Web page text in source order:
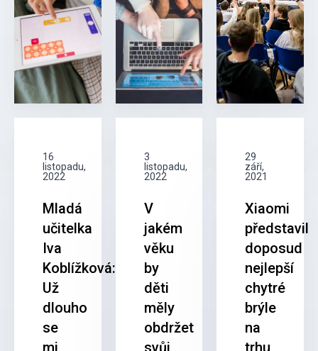
16
listopadu,
2022
Mladá
učitelka
Iva
Koblížková:
Už
dlouho
se
mi
3
listopadu,
2022
V
jakém
věku
by
děti
měly
obdržet
svůj
29
září,
2021
Xiaomi
představil
doposud
nejlepší
chytré
brýle
na
trhu